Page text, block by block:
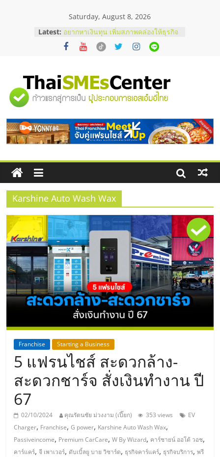
Saturday, August 8, 2026
Latest: อยากหาเงินทุน เพิ่มสภาพคล่องให้ธุรกิจ
เริ่มยังไงให้ผ่านฉลุย
สัมมนาออนไลน์ โอกาสบริหารสถานี
ThaiFranchise Meet Up จับคู่แฟรน
ไชส์ ครั้งที่ 8
ร้านเครื่องเสียงคุณภาพสูง พร้อม
บริษัท Cybersecurity ในไทยที่ไหนดี?
วิธีเลือกผู้ให้บริการให้คุ้มค่าและตอบ
โจทย์ธุรกิจ
"ศูนย์
รวม
ข้อมูล
ธุรกิจ
SME
แห่ง
ประเทศไทย,
ThaiSMEsCenter,
รวม
ธุรกิจ
เอ
ส
เอ็
มอี
Karshine Auto Wash Wax
Franchise Starting a Business
5 แฟรนไชส์ สะดวกล้าง-
สะดวกชาร์จ สั่งเงินทำงาน ปี
67
02/10/2024 คุณรัตนชัย ม่วงงาม (เปี๊ยก) 353 views
EV
Charger, Franchise,G power, Karshine Auto Wash Wax,
Passiveincome, Premium CarCare,W By Wizard, คาร์ชายน์ ออโต้ วอช,
คาร์แคร์,จี เพาเวอร์, ดับเบิ้ลยู บาย วิซาร์ด, ธุรกิจคาร์แคร์, ธุรกิจบริการ,พรี